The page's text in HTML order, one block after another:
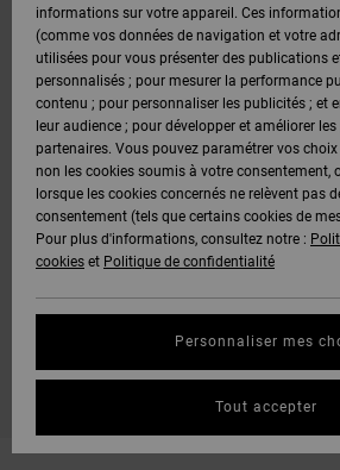
informations sur votre appareil. Ces
(comme vos données de navigation et votre
utilisées pour vous présenter des publications
personnalisés ; pour mesurer la performance
contenu ; pour personnaliser les publicités ; et
leur audience ; pour développer et améliorer
partenaires. Vous pouvez paramétrer vos
non les cookies soumis à votre consentement,
lorsque les cookies concernés ne relèvent pas
consentement (tels que certains cookies de
Pour plus d'informations, consultez notre :
cookies et Politique de confidentialité
Personnaliser mes
Tout accepter